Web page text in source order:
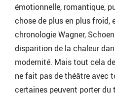
émotionnelle, romantique,
chose de plus en plus froid,
chronologie Wagner,
disparition de la chaleur
modernité. Mais tout cela
ne fait pas de théâtre avec
certaines peuvent porter du